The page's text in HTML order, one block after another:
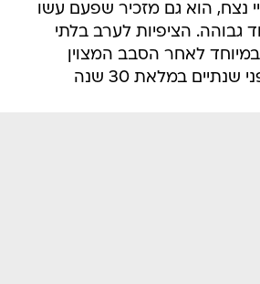
נצח, הוא גם מזכיר שפעם עשו
גבוהה. הציפיות לערב בלתי
לאחר הסבב המצוין
שערכה הלהקה לפני שנתיים במלאת 30 שנה